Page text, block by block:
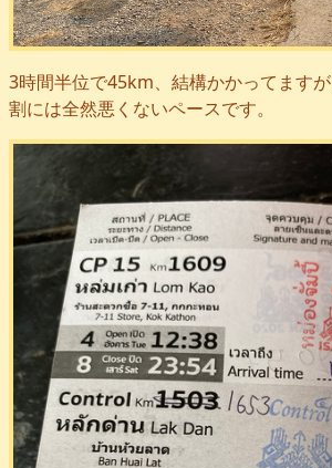
3時間半位で45km、結構かかってます
割には全然悪くないペースです。